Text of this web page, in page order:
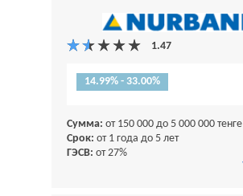
14.99% - 33.00%
Сумма: от 150 000 до 5 000 000 тенге
Срок: от 1 года до 5 лет
ГЭСВ: от 27%